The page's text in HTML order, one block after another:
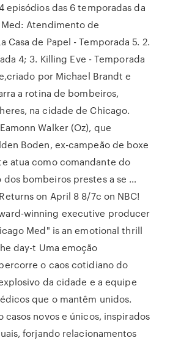
episódios das 6 temporadas da
Atendimento de
Casa de Papel - Temporada 5. 2.
4; 3. Killing Eve - Temporada
por Michael Brandt e
a rotina de bombeiros,
na cidade de Chicago.
Walker (Oz), que
Boden, ex-campeão de boxe
atua como comandante do
bombeiros prestes a se …
on April 8 8/7c on NBC!
winning executive producer
Med" is an emotional thrill
day-t Uma emoção
o caos cotidiano do
da cidade e a equipe
que o mantêm unidos.
casos novos e únicos, inspirados
forjando relacionamentos